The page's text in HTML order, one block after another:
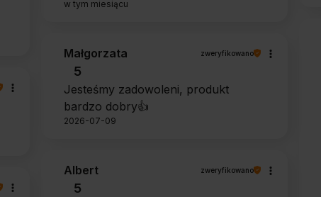
w tym miesiącu
Małgorzata zweryfikowano
5
Jesteśmy zadowoleni, produkt
bardzo dobry👍️
2026-07-09
Albert zweryfikowano
5